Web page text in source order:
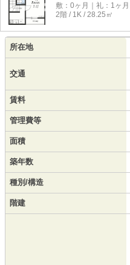
敷：0ヶ月｜礼：1ヶ月
2階 / 1K / 28.25㎡
所在地
交通
賃料
管理費等
面積
築年数
種別/構造
階建